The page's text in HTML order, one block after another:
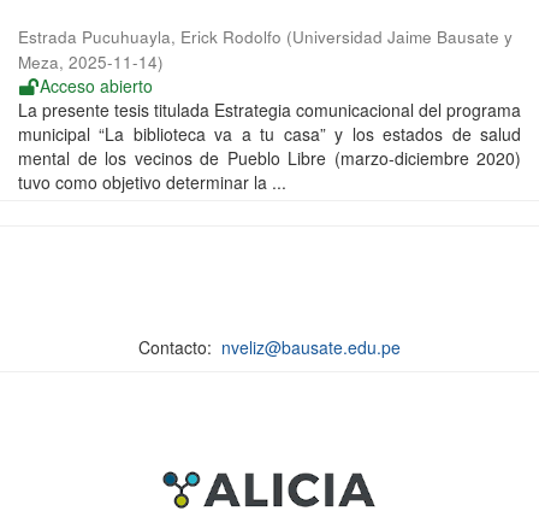
Estrada Pucuhuayla, Erick Rodolfo (Universidad Jaime Bausate y
Meza, 2025-11-14)
Acceso abierto
La presente tesis titulada Estrategia comunicacional del programa
municipal “La biblioteca va a tu casa” y los estados de salud
mental de los vecinos de Pueblo Libre (marzo-diciembre 2020)
tuvo como objetivo determinar la ...
Contacto: nveliz@bausate.edu.pe